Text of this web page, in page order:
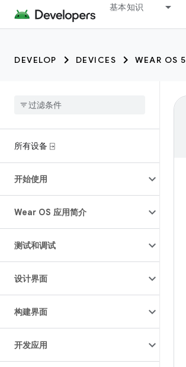
基本知识
DEVELOP DEVICES WEAR OS 5
所有设备 ⍈
开始使用
Wear OS 应用简介
测试和调试
设计界面
构建界面
开发应用